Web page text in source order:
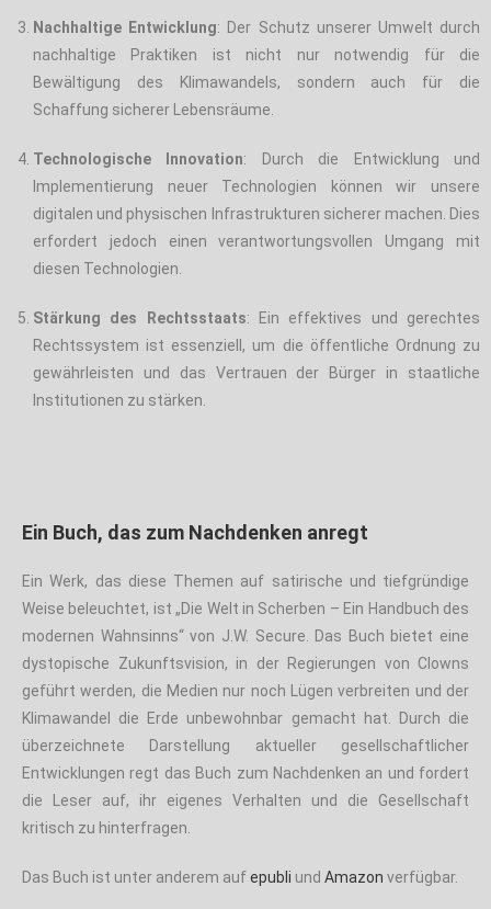
Nachhaltige Entwicklung: Der Schutz unserer Umwelt durch
nachhaltige Praktiken ist nicht nur notwendig für die
Bewältigung des Klimawandels, sondern auch für die
Schaffung sicherer Lebensräume.
Technologische Innovation: Durch die Entwicklung und
Implementierung neuer Technologien können wir unsere
digitalen und physischen Infrastrukturen sicherer machen. Dies
erfordert jedoch einen verantwortungsvollen Umgang mit
diesen Technologien.
Stärkung des Rechtsstaats: Ein effektives und gerechtes
Rechtssystem ist essenziell, um die öffentliche Ordnung zu
gewährleisten und das Vertrauen der Bürger in staatliche
Institutionen zu stärken.
Ein Buch, das zum Nachdenken anregt
Ein Werk, das diese Themen auf satirische und tiefgründige
Weise beleuchtet, ist „Die Welt in Scherben – Ein Handbuch des
modernen Wahnsinns“ von J.W. Secure. Das Buch bietet eine
dystopische Zukunftsvision, in der Regierungen von Clowns
geführt werden, die Medien nur noch Lügen verbreiten und der
Klimawandel die Erde unbewohnbar gemacht hat. Durch die
überzeichnete Darstellung aktueller gesellschaftlicher
Entwicklungen regt das Buch zum Nachdenken an und fordert
die Leser auf, ihr eigenes Verhalten und die Gesellschaft
kritisch zu hinterfragen.
Das Buch ist unter anderem aufepubli und Amazon verfügbar.